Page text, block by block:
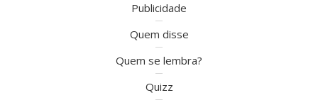
Publicidade
Quem disse
Quem se lembra?
Quizz